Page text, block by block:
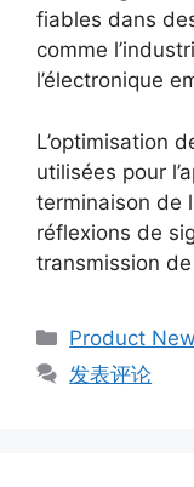
fiables dans
comme
l’électronique
L’optimisation
utilisées pour
terminaison de
réflexions de
transmission
Product
发表评论